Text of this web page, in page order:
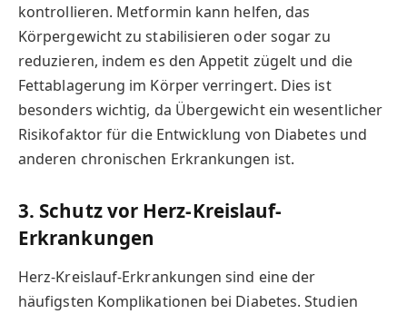
kontrollieren. Metformin kann helfen, das
Körpergewicht zu stabilisieren oder sogar zu
reduzieren, indem es den Appetit zügelt und die
Fettablagerung im Körper verringert. Dies ist
besonders wichtig, da Übergewicht ein wesentlicher
Risikofaktor für die Entwicklung von Diabetes und
anderen chronischen Erkrankungen ist.
3. Schutz vor Herz-Kreislauf-
Erkrankungen
Herz-Kreislauf-Erkrankungen sind eine der
häufigsten Komplikationen bei Diabetes. Studien